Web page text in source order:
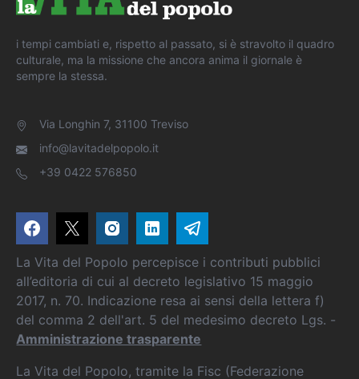
i tempi cambiati e, rispetto al passato, si è stravolto il quadro
culturale, ma la missione che ancora anima il giornale è
sempre la stessa.
Via Longhin 7, 31100 Treviso
info@lavitadelpopolo.it
+39 0422 576850
La Vita del Popolo percepisce i contributi pubblici
all’editoria di cui al decreto legislativo 15 maggio
2017, n. 70. Indicazione resa ai sensi della lettera f)
del comma 2 dell'art. 5 del medesimo decreto Lgs. -
Amministrazione trasparente
La Vita del Popolo, tramite la Fisc (Federazione